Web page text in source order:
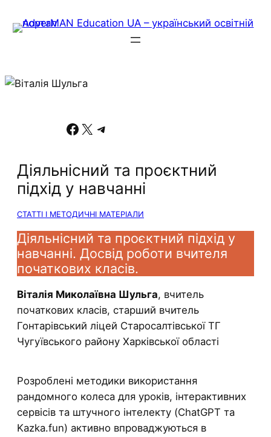
Facebook X Telegram
Діяльнісний та проєктний
підхід у навчанні
СТАТТІ І МЕТОДИЧНІ МАТЕРІАЛИ
Діяльнісний та проєктний підхід у
навчанні. Досвід роботи вчителя
початкових класів.
Віталія Миколаївна Шульга, вчитель
початкових класів, старший вчитель
Гонтарівський ліцей Старосалтівської ТГ
Чугуївського району Харківської області
Розроблені методики використання
рандомного колеса для уроків, інтерактивних
сервісів та штучного інтелекту (ChatGPT та
Kazka.fun) активно впроваджуються в